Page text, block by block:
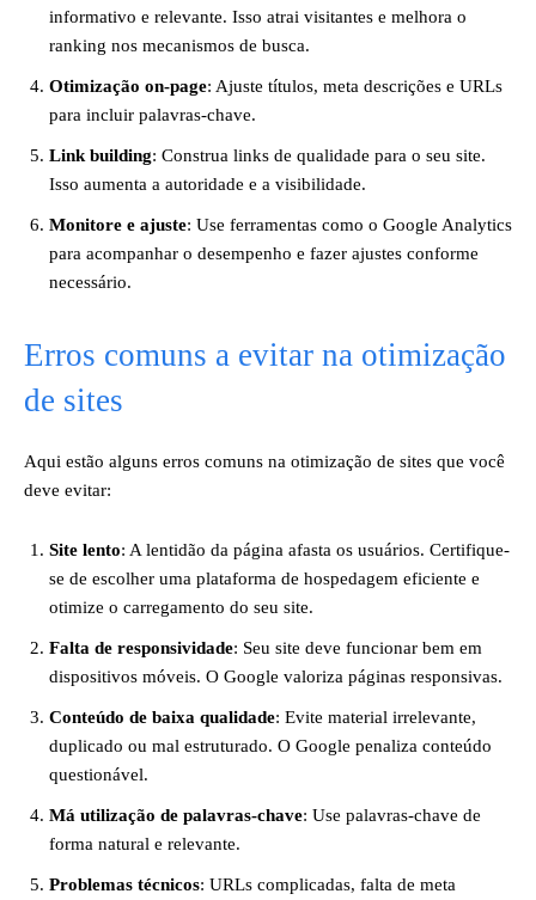
informativo e relevante. Isso atrai visitantes e melhora o
ranking nos mecanismos de busca.
Otimização on-page: Ajuste títulos, meta descrições e URLs
para incluir palavras-chave.
Link building: Construa links de qualidade para o seu site.
Isso aumenta a autoridade e a visibilidade.
Monitore e ajuste: Use ferramentas como o Google Analytics
para acompanhar o desempenho e fazer ajustes conforme
necessário.
Erros comuns a evitar na otimização
de sites
Aqui estão alguns erros comuns na otimização de sites que você
deve evitar:
Site lento: A lentidão da página afasta os usuários. Certifique-
se de escolher uma plataforma de hospedagem eficiente e
otimize o carregamento do seu site.
Falta de responsividade: Seu site deve funcionar bem em
dispositivos móveis. O Google valoriza páginas responsivas.
Conteúdo de baixa qualidade: Evite material irrelevante,
duplicado ou mal estruturado. O Google penaliza conteúdo
questionável.
Má utilização de palavras-chave: Use palavras-chave de
forma natural e relevante.
Problemas técnicos: URLs complicadas, falta de meta